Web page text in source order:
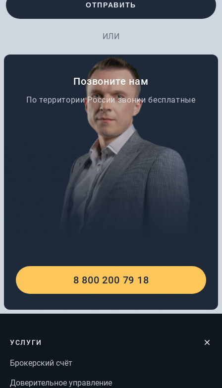
ОТПРАВИТЬ
ИЛИ
Позвоните нам
По территории России звонки бесплатные
8 800 200 79 18
УСЛУГИ
Брокерский счёт
Доверительное управление